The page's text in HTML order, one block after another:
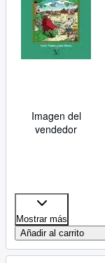
Imagen del
vendedor
Mostrar más
Añadir al carrito